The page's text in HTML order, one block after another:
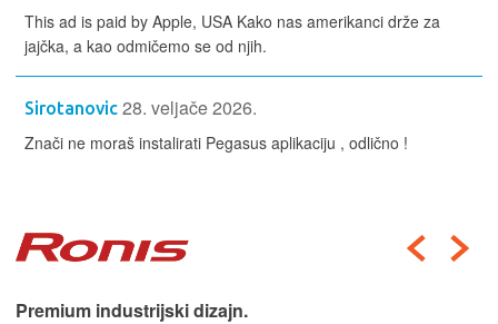
This ad is paid by Apple, USA Kako nas amerikanci drže za
jajčka, a kao odmičemo se od njih.
Sirotanovic 28. veljače 2026.
Znači ne moraš instalirati Pegasus aplikaciju , odlično !
Premium industrijski dizajn.